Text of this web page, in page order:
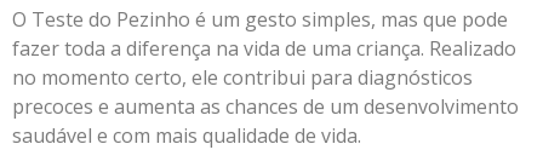
O Teste do Pezinho é um gesto simples, mas que pode
fazer toda a diferença na vida de uma criança. Realizado
no momento certo, ele contribui para diagnósticos
precoces e aumenta as chances de um desenvolvimento
saudável e com mais qualidade de vida.